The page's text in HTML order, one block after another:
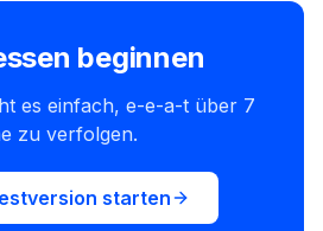
beginnen
es einfach, e-e-a-t über 7
zu verfolgen.
starten